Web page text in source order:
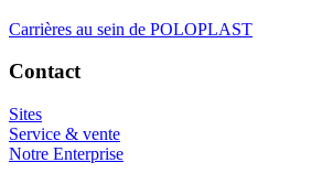
Carrières au sein de POLOPLAST
Contact
Sites
Service & vente
Notre Enterprise